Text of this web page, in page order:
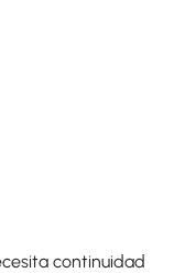
continuidad